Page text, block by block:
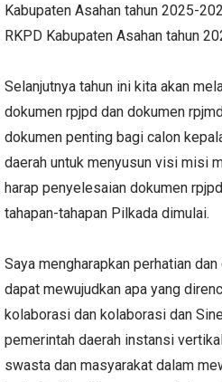
Kabupaten Asahan tahun 2025-
RKPD Kabupaten Asahan tahun
Selanjutnya tahun ini kita akan
dokumen rpjpd dan dokumen
dokumen penting bagi calon
daerah untuk menyusun visi misi
harap penyelesaian dokumen
tahapan-tahapan Pilkada dimulai.
Saya mengharapkan perhatian
dapat mewujudkan apa yang
kolaborasi dan kolaborasi dan
pemerintah daerah instansi
swasta dan masyarakat dalam